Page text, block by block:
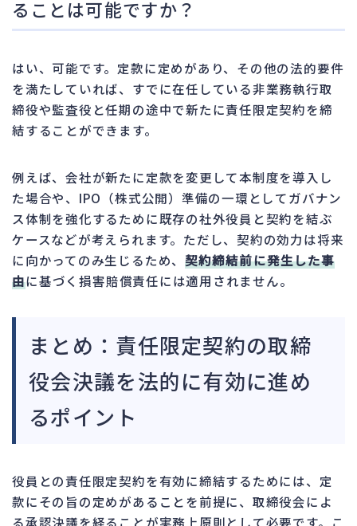
ることは可能ですか？
はい、可能です。定款に定めがあり、その他の法的要件
を満たしていれば、すでに在任している非業務執行取
締役や監査役と任期の途中で新たに責任限定契約を締
結することができます。
例えば、会社が新たに定款を変更して本制度を導入し
た場合や、IPO（株式公開）準備の一環としてガバナン
ス体制を強化するために既存の社外役員と契約を結ぶ
ケースなどが考えられます。ただし、契約の効力は将来
に向かってのみ生じるため、契約締結前に発生した事
由に基づく損害賠償責任には適用されません。
まとめ：責任限定契約の取締
役会決議を法的に有効に進め
るポイント
役員との責任限定契約を有効に締結するためには、定
款にその旨の定めがあることを前提に、取締役会によ
る承認決議を経ることが実務上原則として必要です。こ